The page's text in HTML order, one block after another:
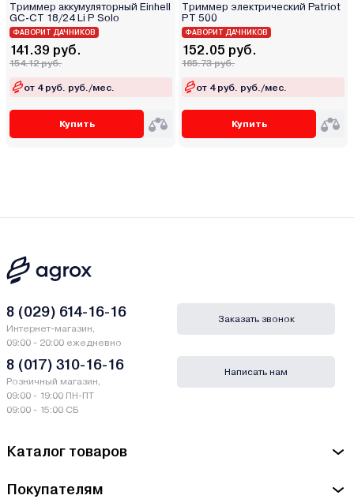
Триммер аккумуляторный Einhell
GC-CT 18/24 Li P Solo
ФАВОРИТ ДАЧНИКОВ
141.39 руб.
154.12 руб.
от 4 руб. руб./мес.
Купить
Триммер электрический Patriot
PT 500
ФАВОРИТ ДАЧНИКОВ
152.05 руб.
165.73 руб.
от 4 руб. руб./мес.
Купить
Каталог товаров
Покупателям
8 (029) 614-16-16
Интернет-магазин,
09:00 - 20:00 ежедневно
8 (017) 310-16-16
Розничный магазин,
09:00 - 19:00 ПН-ПТ
09:00 - 15:00 СБ
Заказать звонок
Написать нам